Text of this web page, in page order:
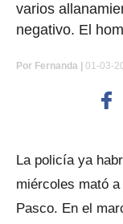
varios
negativo. El
Por Fernanda | 01-03-
La policía ya
miércoles mató
Pasco. En el